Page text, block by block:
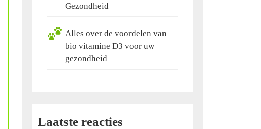
Gezondheid
Alles over de voordelen van
bio vitamine D3 voor uw
gezondheid
Laatste reacties